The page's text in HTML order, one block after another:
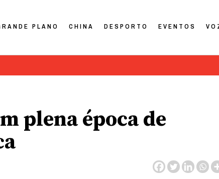
PLANO CHINA DESPORTO EVENTOS
plena época de